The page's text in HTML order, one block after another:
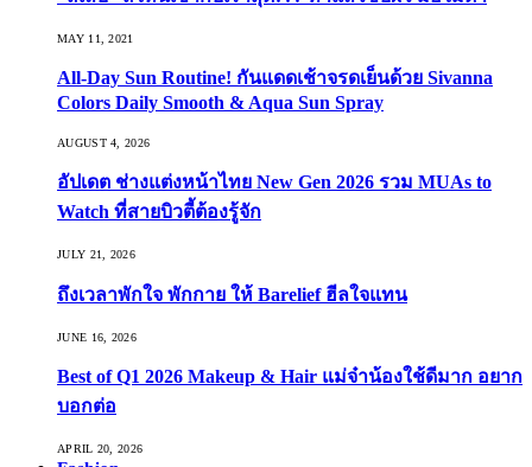
MAY 11, 2021
All-Day Sun Routine! กันแดดเช้าจรดเย็นด้วย Sivanna
Colors Daily Smooth & Aqua Sun Spray
AUGUST 4, 2026
อัปเดต ช่างแต่งหน้าไทย New Gen 2026 รวม MUAs to
Watch ที่สายบิวตี้ต้องรู้จัก
JULY 21, 2026
ถึงเวลาพักใจ พักกาย ให้ Barelief ฮีลใจแทน
JUNE 16, 2026
Best of Q1 2026 Makeup & Hair แม่จ๋าน้องใช้ดีมาก อยาก
บอกต่อ
APRIL 20, 2026